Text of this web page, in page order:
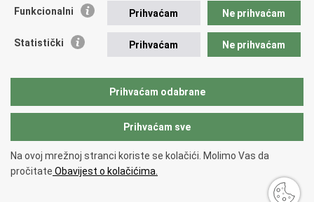
Javna nabava u MVEP-u
Nadzor rada i unutarnja revizija službe vanjskih poslova
Copyright © 2026 Ministarstvo vanjskih i europskih poslova.
korištenja.Izjava o pristupačnosti.
Funkcionalni Prihvaćam Ne prihvaćam
Statistički Prihvaćam Ne prihvaćam
Prihvaćam odabrane
Prihvaćam sve
Na ovoj mrežnoj stranci koriste se kolačići. Molimo Vas da
pročitate Obavijest o kolačićima.